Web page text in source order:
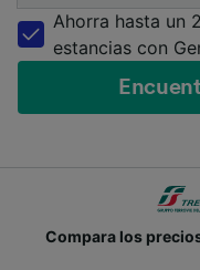
Ahorra hasta un
estancias con
Compara los